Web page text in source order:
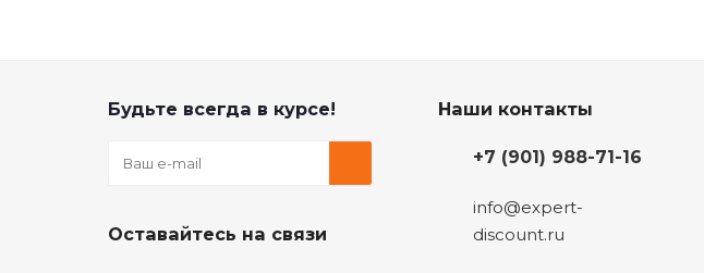
Будьте всегда в курсе!
Оставайтесь на связи
Наши контакты
+7 (901) 988-71-16
info@expert-
discount.ru